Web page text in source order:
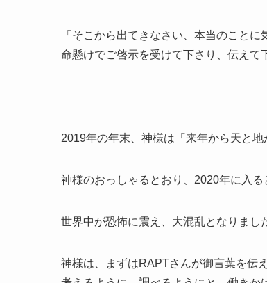
「そこから出てきなさい、本当のこと
命懸けでご啓示を受けて下さり、伝えて
2019年の年末、神様は「来年から天と
神様のおっしゃるとおり、2020年に入る
世界中が恐怖に震え、大混乱となりまし
神様は、まずはRAPTさんが御言葉を伝